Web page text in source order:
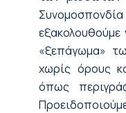
εξακολουθούμε
«ξεπάγωμα»
χωρίς όρους
όπως